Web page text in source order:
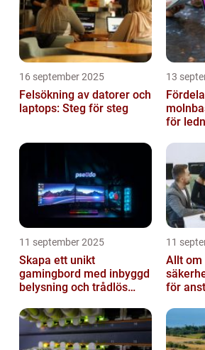
16 september 2025
Felsökning av datorer och
laptops: Steg för steg
13
för
11 september 2025
Skapa ett unikt
gamingbord med inbyggd
belysning och trådlös
11
Allt om
för